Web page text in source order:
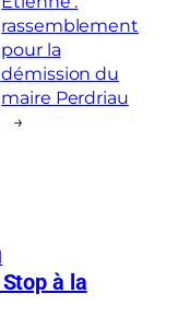
rassemblement
pour la
démission du
maire Perdriau
→
à la